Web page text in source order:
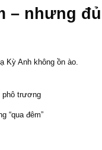
– nhưng
Kỳ Anh không ồn ào.
phô trương
“qua đêm”